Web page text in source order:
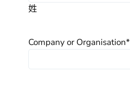
姓
Company or Organisation*